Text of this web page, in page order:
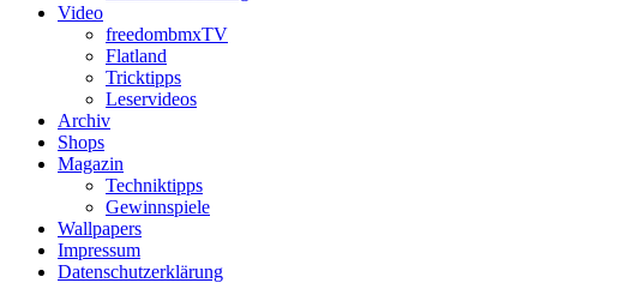
Video
freedombmxTV
Flatland
Tricktipps
Leservideos
Archiv
Shops
Magazin
Techniktipps
Gewinnspiele
Wallpapers
Impressum
Datenschutzerklärung